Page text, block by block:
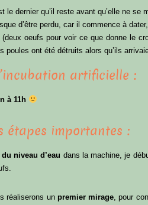
le dernier qu’il reste avant qu’elle ne se
d’être perdu, car il commence à
oeufs pour voir ce que donne le
poules ont été détruits alors qu’ils
artificielle :
à 11h
étapes importantes :
niveau d’eau dans la machine, je
réaliserons un premier mirage, pour